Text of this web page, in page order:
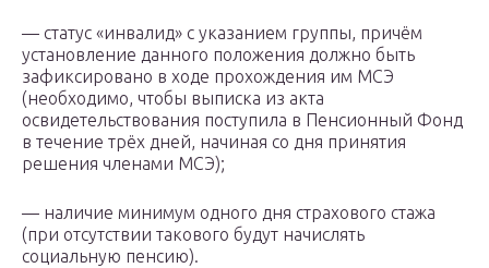
— статус «инвалид» с указанием группы, причём
установление данного положения должно быть
зафиксировано в ходе прохождения им МСЭ
(необходимо, чтобы выписка из акта
освидетельствования поступила в Пенсионный Фонд
в течение трёх дней, начиная со дня принятия
решения членами МСЭ);
— наличие минимум одного дня страхового стажа
(при отсутствии такового будут начислять
социальную пенсию).